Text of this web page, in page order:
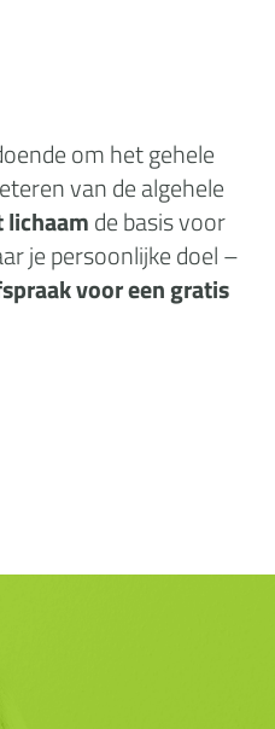
om het gehele
van de algehele
lichaamde basis voor
je persoonlijke doel –
voor een gratis